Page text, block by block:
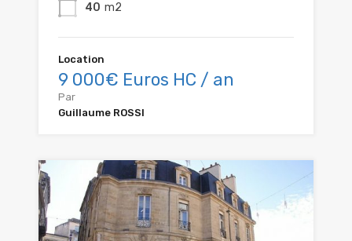
40 m2
Location
9 000€ Euros HC / an
Par
Guillaume ROSSI